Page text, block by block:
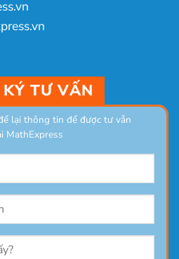
TƯ VẤN
lại thông tin để được tư vẫn
MathExpress